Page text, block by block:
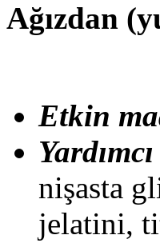
Ağızdan
Etkin
nişasta
jelatini,